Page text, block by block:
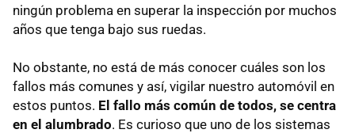
ningún problema en superar la inspección por muchos
años que tenga bajo sus ruedas.
No obstante, no está de más conocer cuáles son los
fallos más comunes y así, vigilar nuestro automóvil en
estos puntos. El fallo más común de todos, se centra
en el alumbrado. Es curioso que uno de los sistemas